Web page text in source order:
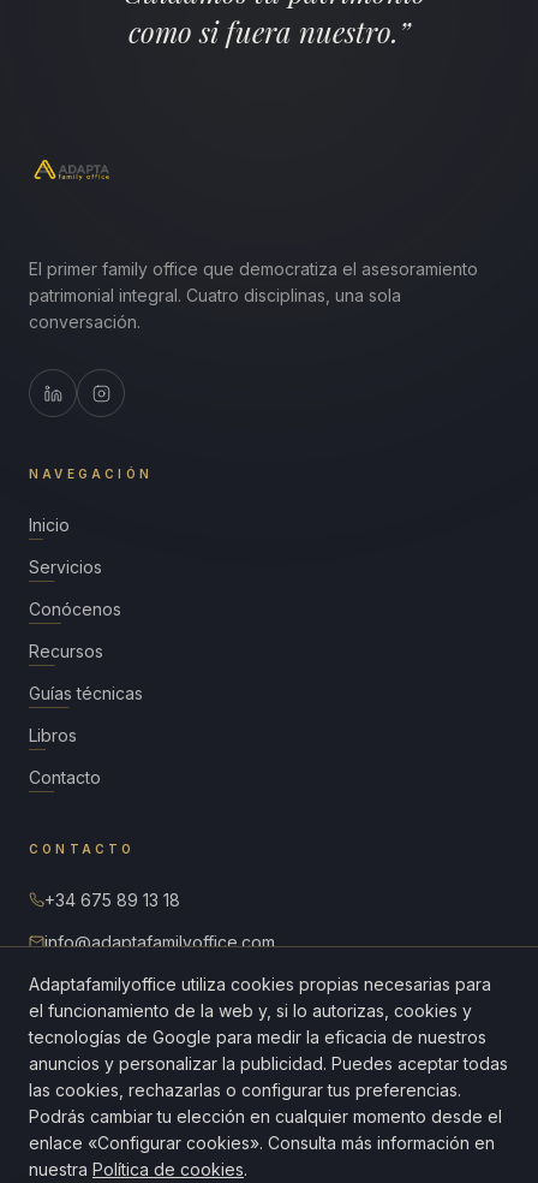
como si fuera nuestro.”
El primer family office que democratiza el asesoramiento
patrimonial integral. Cuatro disciplinas, una sola
conversación.
NAVEGACIÓN
Inicio
Servicios
Conócenos
Recursos
Guías técnicas
Libros
Contacto
CONTACTO
+34 675 89 13 18
info@adaptafamilyoffice.com
Paseo de la Castellana 40, planta 8
28046 Madrid · España
Diagnóstico gratuito
Adaptafamilyoffice utiliza cookies propias necesarias para
el funcionamiento de la web y, si lo autorizas, cookies y
tecnologías de Google para medir la eficacia de nuestros
anuncios y personalizar la publicidad. Puedes aceptar todas
las cookies, rechazarlas o configurar tus preferencias.
Podrás cambiar tu elección en cualquier momento desde el
enlace «Configurar cookies». Consulta más información en
nuestra Política de cookies.